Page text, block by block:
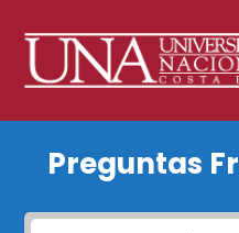
puedo
acceder
Preguntas